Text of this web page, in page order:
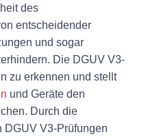
des
entscheidender
und sogar
Die DGUV V3-
zu erkennen und stellt
und Geräte den
Durch die
DGUV V3-Prüfungen